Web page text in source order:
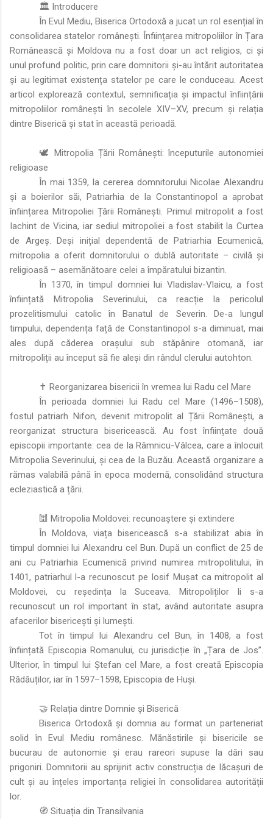
🏛️ Introducere
În Evul Mediu, Biserica Ortodoxă a jucat un rol esențial în
consolidarea statelor românești. Înființarea mitropoliilor în Țara
Românească și Moldova nu a fost doar un act religios, ci și
unul profund politic, prin care domnitorii și-au întărit autoritatea
și au legitimat existența statelor pe care le conduceau. Acest
articol explorează contextul, semnificația și impactul înființării
mitropoliilor românești în secolele XIV–XV, precum și relația
dintre Biserică și stat în această perioadă.
🕊️ Mitropolia Țării Românești: începuturile autonomiei
religioase
În mai 1359, la cererea domnitorului Nicolae Alexandru
și a boierilor săi, Patriarhia de la Constantinopol a aprobat
înființarea Mitropoliei Țării Românești. Primul mitropolit a fost
Iachint de Vicina, iar sediul mitropoliei a fost stabilit la Curtea
de Argeș. Deși inițial dependentă de Patriarhia Ecumenică,
mitropolia a oferit domnitorului o dublă autoritate – civilă și
religioasă – asemănătoare celei a împăratului bizantin.
În 1370, în timpul domniei lui Vladislav-Vlaicu, a fost
înființată Mitropolia Severinului, ca reacție la pericolul
prozelitismului catolic în Banatul de Severin. De-a lungul
timpului, dependența față de Constantinopol s-a diminuat, mai
ales după căderea orașului sub stăpânire otomană, iar
mitropoliții au început să fie aleși din rândul clerului autohton.
✝️ Reorganizarea bisericii în vremea lui Radu cel Mare
În perioada domniei lui Radu cel Mare (1496–1508),
fostul patriarh Nifon, devenit mitropolit al Țării Românești, a
reorganizat structura bisericească. Au fost înființate două
episcopii importante: cea de la Râmnicu-Vâlcea, care a înlocuit
Mitropolia Severinului, și cea de la Buzău. Această organizare a
rămas valabilă până în epoca modernă, consolidând structura
ecleziastică a țării.
🕍 Mitropolia Moldovei: recunoaștere și extindere
În Moldova, viața bisericească s-a stabilizat abia în
timpul domniei lui Alexandru cel Bun. După un conflict de 25 de
ani cu Patriarhia Ecumenică privind numirea mitropolitului, în
1401, patriarhul l-a recunoscut pe Iosif Mușat ca mitropolit al
Moldovei, cu reședința la Suceava. Mitropoliților li s-a
recunoscut un rol important în stat, având autoritate asupra
afacerilor bisericești și lumești.
Tot în timpul lui Alexandru cel Bun, în 1408, a fost
înființată Episcopia Romanului, cu jurisdicție în „Țara de Jos”.
Ulterior, în timpul lui Ștefan cel Mare, a fost creată Episcopia
Rădăuților, iar în 1597–1598, Episcopia de Huși.
🤝 Relația dintre Domnie și Biserică
Biserica Ortodoxă și domnia au format un parteneriat
solid în Evul Mediu românesc. Mănăstirile și bisericile se
bucurau de autonomie și erau rareori supuse la dări sau
prigoniri. Domnitorii au sprijinit activ construcția de lăcașuri de
cult și au înțeles importanța religiei în consolidarea autorității
lor.
🧭 Situația din Transilvania